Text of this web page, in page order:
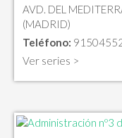
AVD. DEL
(MADRID)
Teléfono:
Ver series >